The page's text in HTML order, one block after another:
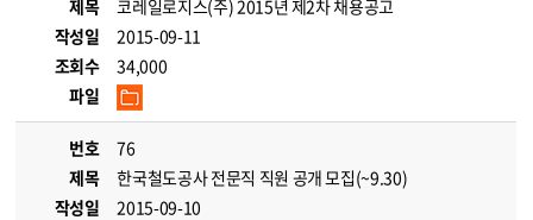
제목
코레일로지스(주) 2015년 제2차 채용공고
작성일
2015-09-11
조회수
34,000
파일
번호
76
제목
한국철도공사 전문직 직원 공개 모집(~9.30)
작성일
2015-09-10